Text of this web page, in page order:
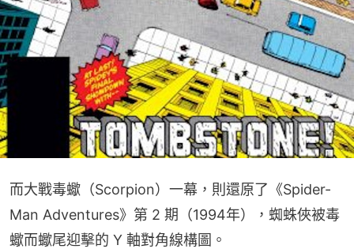
而大戰毒蠍（Scorpion）一幕，則還原了《Spider-
Man Adventures》第 2 期（1994年），蜘蛛俠被毒
蠍而蠍尾迎擊的 Y 軸對角線構圖。